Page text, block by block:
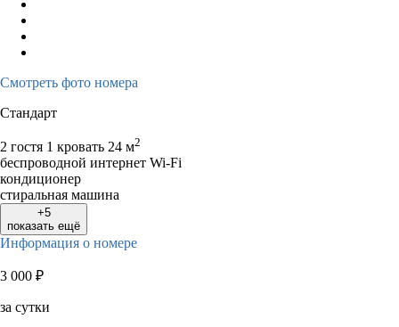
Смотреть фото номера
Стандарт
2 гостя 1 кровать 24 м2
беспроводной интернет Wi-Fi
кондиционер
стиральная машина
+5
показать ещё
Информация о номере
3 000 ₽
за сутки